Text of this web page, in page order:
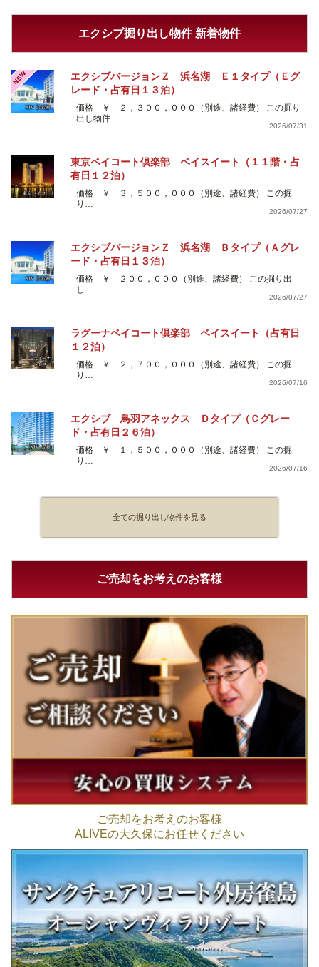
エクシブ掘り出し物件 新着物件
NEW
エクシブバージョンＺ 浜名湖 Ｅ１タイプ（Ｅグ
レード・占有日１３泊）
価格 ￥ ２，３００，０００（別途、諸経費） この掘り
出し物件…
2026/07/31
東京ベイコート倶楽部 ベイスイート（１１階・占
有日１２泊）
価格 ￥ ３，５００，０００（別途、諸経費） この掘
り…
2026/07/27
エクシブバージョンＺ 浜名湖 Ｂタイプ（Ａグレ
ード・占有日１３泊）
価格 ￥ ２００，０００（別途、諸経費） この掘り出
し…
2026/07/27
ラグーナベイコート倶楽部 ベイスイート（占有日
１２泊）
価格 ￥ ２，７００，０００（別途、諸経費） この掘
り…
2026/07/16
エクシブ 鳥羽アネックス Ｄタイプ（Ｃグレー
ド・占有日２６泊）
価格 ￥ １，５００，０００（別途、諸経費） この掘
り…
2026/07/16
全ての掘り出し物件を見る
ご売却をお考えのお客様
ご売却をお考えのお客様
ALIVEの大久保にお任せください